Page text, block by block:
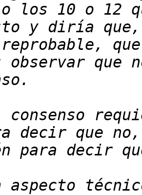
los 10 o 12
consenso
aspecto